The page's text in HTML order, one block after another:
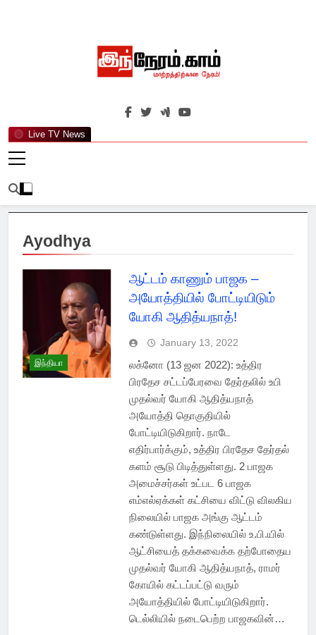
Live TV News
இந்நேரம்.காம்
செய்திகளுக்கு அப்பால்…
Ayodhya
இந்தியா
ஆட்டம் காணும் பாஜக –
அயோத்தியில் போட்டியிடும்
யோகி ஆதித்யநாத்!
January 13, 2022
லக்னோ (13 ஜன 2022): உத்திர
பிரதேச சட்டப்பேரவை தேர்தலில் உபி
முதல்வர் யோகி ஆதித்யநாத்
அயோத்தி தொகுதியில்
போட்டியிடுகிறார். நாடே
எதிர்பார்க்கும், உத்திர பிரதேச தேர்தல்
களம் சூடு பிடித்துள்ளது. 2 பாஜக
அமைச்சர்கள் உட்பட 6 பாஜக
எம்எல்ஏக்கள் கட்சியை விட்டு விலகிய
நிலையில் பாஜக அங்கு ஆட்டம்
கண்டுள்ளது. இந்நிலையில் உ.பி.யில்
ஆட்சியைத் தக்கவைக்க தற்போதைய
முதல்வர் யோகி ஆதித்யநாத், ராமர்
கோயில் கட்டப்பட்டு வரும்
அயோத்தியில் போட்டியிடுகிறார்.
டெல்லியில் நடைபெற்ற பாஜகவின்…